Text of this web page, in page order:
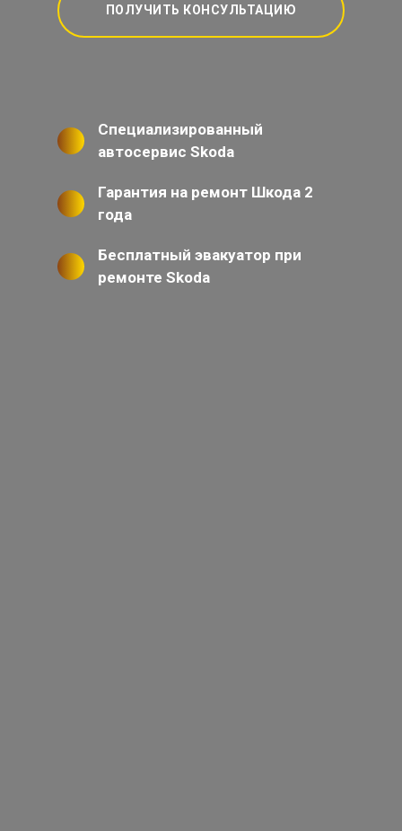
ПОЛУЧИТЬ КОНСУЛЬТАЦИЮ
Специализированный
автосервис Skoda
Гарантия на ремонт Шкода 2
года
Бесплатный эвакуатор при
ремонте Skoda